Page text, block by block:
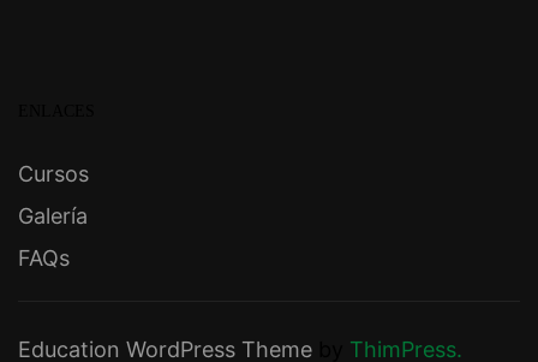
Cursos
Galería
FAQs
Education WordPress Theme ThimPress.